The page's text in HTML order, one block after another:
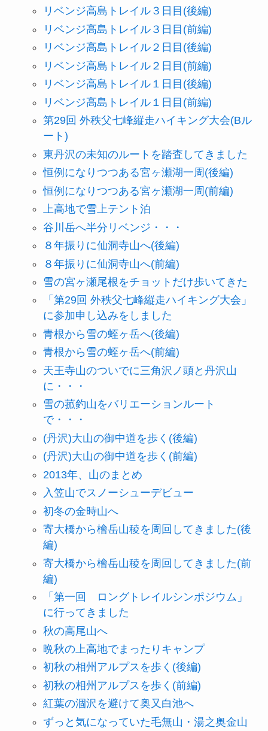
リベンジ高島トレイル３日目(後編)
リベンジ高島トレイル３日目(前編)
リベンジ高島トレイル２日目(後編)
リベンジ高島トレイル２日目(前編)
リベンジ高島トレイル１日目(後編)
リベンジ高島トレイル１日目(前編)
第29回 外秩父七峰縦走ハイキング大会(Bル
ート)
東丹沢の未知のルートを踏査してきました
恒例になりつつある宮ヶ瀬湖一周(後編)
恒例になりつつある宮ヶ瀬湖一周(前編)
上高地で雪上テント泊
谷川岳へ半分リベンジ・・・
８年振りに仙洞寺山へ(後編)
８年振りに仙洞寺山へ(前編)
雪の宮ヶ瀬尾根をチョットだけ歩いてきた
「第29回 外秩父七峰縦走ハイキング大会」
に参加申し込みをしました
青根から雪の蛭ヶ岳へ(後編)
青根から雪の蛭ヶ岳へ(前編)
天王寺山のついでに三角沢ノ頭と丹沢山
に・・・
雪の菰釣山をバリエーションルート
で・・・
(丹沢)大山の御中道を歩く(後編)
(丹沢)大山の御中道を歩く(前編)
2013年、山のまとめ
入笠山でスノーシューデビュー
初冬の金時山へ
寄大橋から檜岳山稜を周回してきました(後
編)
寄大橋から檜岳山稜を周回してきました(前
編)
「第一回 ロングトレイルシンポジウム」
に行ってきました
秋の高尾山へ
晩秋の上高地でまったりキャンプ
初秋の相州アルプスを歩く(後編)
初秋の相州アルプスを歩く(前編)
紅葉の涸沢を避けて奥又白池へ
ずっと気になっていた毛無山・湯之奥金山